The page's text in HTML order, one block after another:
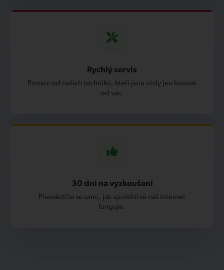
Rychlý servis
Pomoc od našich techniků, kteří jsou vždy jen kousek
od vás.
30 dní na vyzkoušení
Přesvědčte se sami, jak spolehlivě náš internet
funguje.